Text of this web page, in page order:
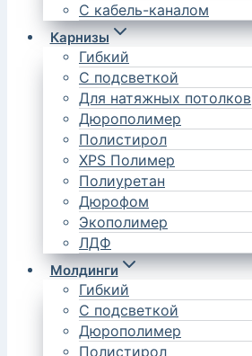
С кабель-каналом
Карнизы
Гибкий
С подсветкой
Для натяжных потолков
Дюрополимер
Полистирол
XPS Полимер
Полиуретан
Дюрофом
Экополимер
ЛДФ
Молдинги
Гибкий
С подсветкой
Дюрополимер
Полистирол